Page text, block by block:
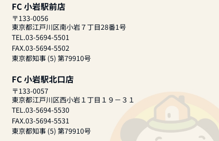
FC 小岩駅前店
〒133-0056
東京都江戸川区南小岩７丁目28番1号
TEL.03-5694-5501
FAX.03-5694-5502
東京都知事 (5) 第79910号
FC 小岩駅北口店
〒133-0057
東京都江戸川区西小岩１丁目１９－３１
TEL.03-5694-5530
FAX.03-5694-5531
東京都知事 (5) 第79910号